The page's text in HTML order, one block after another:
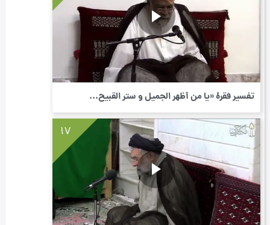
تفسیر فقرۀ «یا من أظهر الجمیل و ستر القبیح...
17